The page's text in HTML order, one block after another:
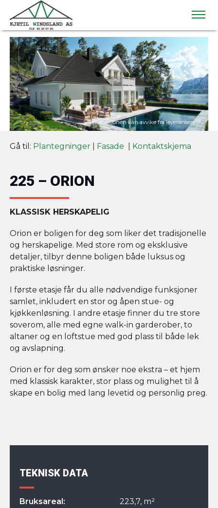
Gå til: Plantegninger Fasade Kontaktskjema
225 – ORION
KLASSISK HERSKAPELIG
Orion er boligen for deg som liker det tradisjonelle
og herskapelige. Med store rom og eksklusive
detaljer, tilbyr denne boligen både luksus og
praktiske løsninger.
I første etasje får du alle nødvendige funksjoner
samlet, inkludert en stor og åpen stue- og
kjøkkenløsning. I andre etasje finner du tre store
soverom, alle med egne walk-in garderober, to
altaner og en loftstue med god plass til både lek
og avslapning.
Orion er for deg som ønsker noe ekstra – et hjem
med klassisk karakter, stor plass og mulighet til å
skape en bolig med lang levetid og personlig preg.
TEKNISK DATA
Bruksareal:
223,7, m²